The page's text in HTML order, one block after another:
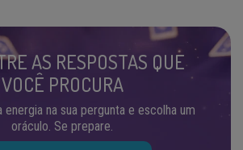
AS RESPOSTAS QUE
VOCÊ PROCURA
energia na sua pergunta e escolha um
oráculo. Se prepare.